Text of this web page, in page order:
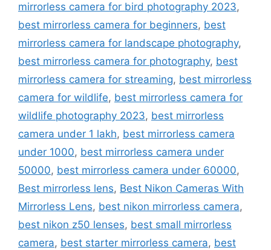
mirrorless camera for bird photography 2023,
best mirrorless camera for beginners, best
mirrorless camera for landscape photography,
best mirrorless camera for photography, best
mirrorless camera for streaming, best mirrorless
camera for wildlife, best mirrorless camera for
wildlife photography 2023, best mirrorless
camera under 1 lakh, best mirrorless camera
under 1000, best mirrorless camera under
50000, best mirrorless camera under 60000,
Best mirrorless lens, Best Nikon Cameras With
Mirrorless Lens, best nikon mirrorless camera,
best nikon z50 lenses, best small mirrorless
camera, best starter mirrorless camera, best